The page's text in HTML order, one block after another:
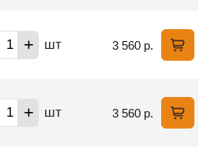
+ шт 3 560 р.
+ шт 3 560 р.